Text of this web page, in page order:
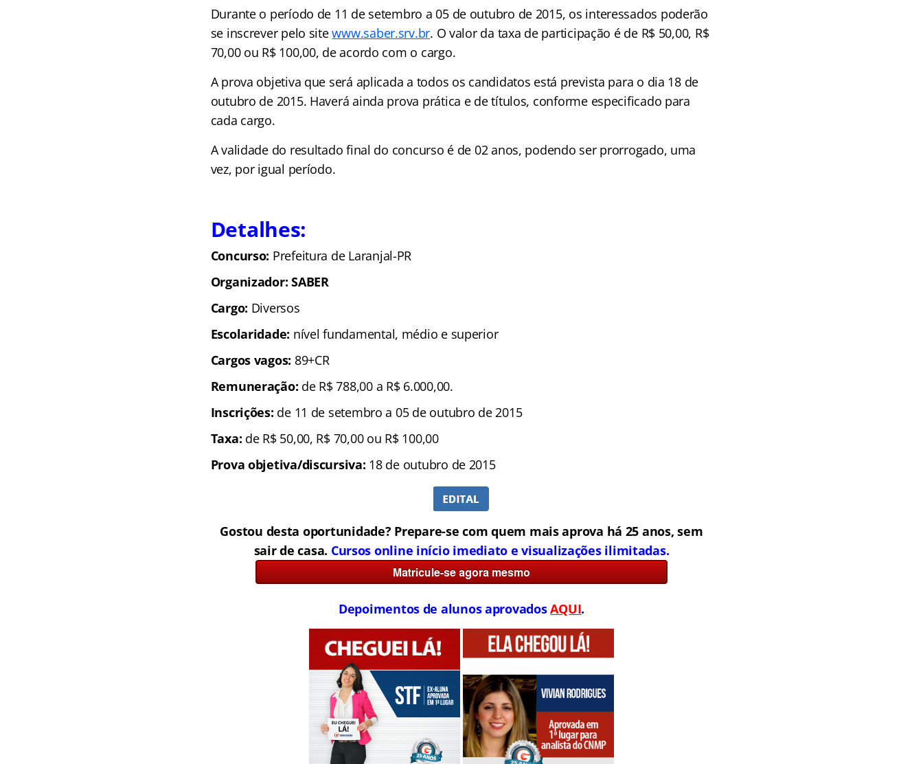
Durante o período de 11 de setembro a 05 de outubro de 2015, os interessados poderão
se inscrever pelo sitewww.saber.srv.br. O valor da taxa de participação é de R$ 50,00, R$
70,00 ou R$ 100,00, de acordo com o cargo.
A prova objetiva que será aplicada a todos os candidatos está prevista para o dia 18 de
outubro de 2015. Haverá ainda prova prática e de títulos, conforme especificado para
cada cargo.
A validade do resultado final do concurso é de 02 anos, podendo ser prorrogado, uma
vez, por igual período.
Detalhes:
Concurso: Prefeitura de Laranjal-PR
Organizador: SABER
Cargo: Diversos
Escolaridade: nível fundamental, médio e superior
Cargos vagos: 89+CR
Remuneração: de R$ 788,00 a R$ 6.000,00.
Inscrições: de 11 de setembro a 05 de outubro de 2015
Taxa: de R$ 50,00, R$ 70,00 ou R$ 100,00
Prova objetiva/discursiva: 18 de outubro de 2015
Gostou desta oportunidade? Prepare-se com quem mais aprova há 25 anos, sem
sair de casa. Cursos online início imediato e visualizações ilimitadas.
Depoimentos de alunos aprovadosAQUI.